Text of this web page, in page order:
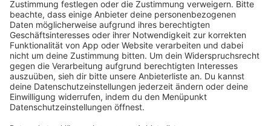
HOME
RADIOS
barba radio
Lagerfeuer
Füße hoch
Schmusekatze
Song Contest